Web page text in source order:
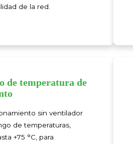
de la red.
de temperatura de
sin ventilador
de temperaturas,
+75 °C, para